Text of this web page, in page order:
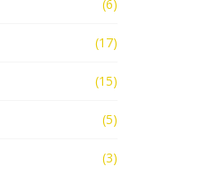
(6)
(17)
(15)
(5)
(3)